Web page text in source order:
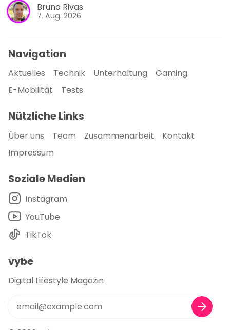
Bruno Rivas
7. Aug. 2026
Navigation
Aktuelles Technik Unterhaltung
Gaming
E-Mobilität
Tests
Nützliche Links
Über uns Team Zusammenarbeit
Kontakt
Impressum
Soziale Medien
Instagram
YouTube
TikTok
vybe
Digital Lifestyle Magazin